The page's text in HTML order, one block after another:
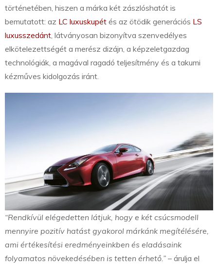
történetében, hiszen a márka két zászlóshatót is
bemutatott: az LC luxuskupét és az ötödik generációs LS
luxusszedánt, látványosan bizonyítva szenvedélyes
elkötelezettségét a merész dizájn, a képzeletgazdag
technológiák, a magával ragadó teljesítmény és a takumi
kézműves kidolgozás iránt.
“Rendkívül elégedetten látjuk, hogy e két csúcsmodell
mennyire pozitív hatást gyakorol márkánk megítélésére,
ami értékesítési eredményeinkben és eladásaink
folyamatos növekedésében is tetten érhető.” – árulja el